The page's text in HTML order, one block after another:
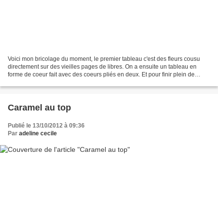
Voici mon bricolage du moment, le premier tableau c'est des fleurs cousu
directement sur des vieilles pages de libres. On a ensuite un tableau en
forme de coeur fait avec des coeurs pliés en deux. Et pour finir plein de
Caramel au top
Publié le 13/10/2012 à 09:36
Par adeline cecile